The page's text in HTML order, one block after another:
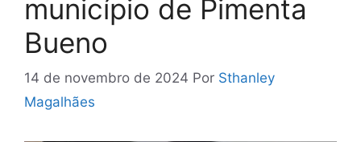
município de Pimenta
Bueno
14 de novembro de 2024 Por Sthanley
Magalhães